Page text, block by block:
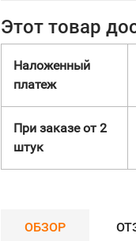
Этот товар
Наложенный
платеж
При заказе от 2
штук
ОБЗОР